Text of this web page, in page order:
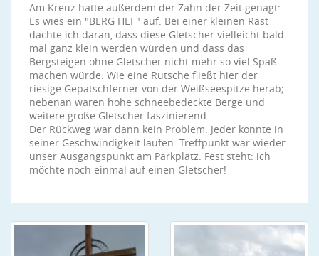
Am Kreuz hatte außerdem der Zahn der Zeit genagt:
Es wies ein "BERG HEI " auf. Bei einer kleinen Rast
dachte ich daran, dass diese Gletscher vielleicht bald
mal ganz klein werden würden und dass das
Bergsteigen ohne Gletscher nicht mehr so viel Spaß
machen würde. Wie eine Rutsche fließt hier der
riesige Gepatschferner von der Weißseespitze herab;
nebenan waren hohe schneebedeckte Berge und
weitere große Gletscher faszinierend.
Der Rückweg war dann kein Problem. Jeder konnte in
seiner Geschwindigkeit laufen. Treffpunkt war wieder
unser Ausgangspunkt am Parkplatz. Fest steht: ich
möchte noch einmal auf einen Gletscher!